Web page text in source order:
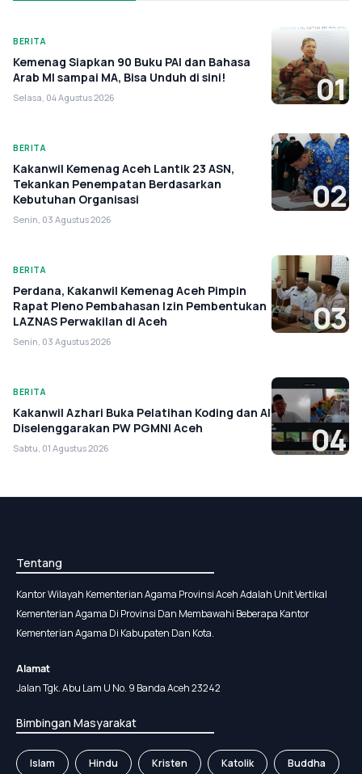
BERITA
Kemenag Siapkan 90 Buku PAI dan Bahasa
Arab MI sampai MA, Bisa Unduh di sini!
Selasa, 04 Agustus 2026 01
BERITA
Kakanwil Kemenag Aceh Lantik 23 ASN,
Tekankan Penempatan Berdasarkan
Kebutuhan Organisasi
Senin, 03 Agustus 2026
02
BERITA
Perdana, Kakanwil Kemenag Aceh Pimpin
Rapat Pleno Pembahasan Izin Pembentukan
LAZNAS Perwakilan di Aceh
Senin, 03 Agustus 2026
03
BERITA
Kakanwil Azhari Buka Pelatihan Koding dan AI
Diselenggarakan PW PGMNI Aceh
Sabtu, 01 Agustus 2026 04
Tentang
Kantor Wilayah Kementerian Agama Provinsi Aceh Adalah Unit Vertikal
Kementerian Agama Di Provinsi Dan Membawahi Beberapa Kantor
Kementerian Agama Di Kabupaten Dan Kota.
Alamat
Jalan Tgk. Abu Lam U No. 9 Banda Aceh 23242
Bimbingan Masyarakat
Islam Hindu Kristen Katolik Buddha